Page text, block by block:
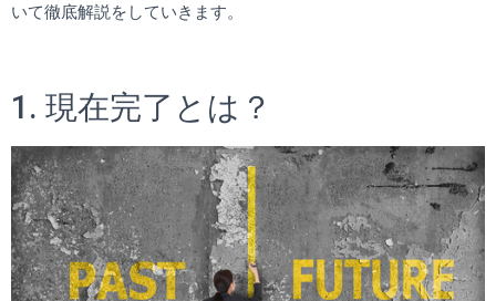
いて徹底解説をしていきます。
1. 現在完了とは？